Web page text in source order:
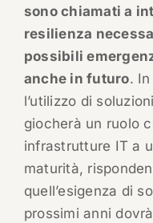
sono chiamati a
resilienza
possibili
anche in futuro.
l’utilizzo di
giocherà un ruolo
infrastrutture IT a
maturità,
quell’esigenza di
prossimi anni